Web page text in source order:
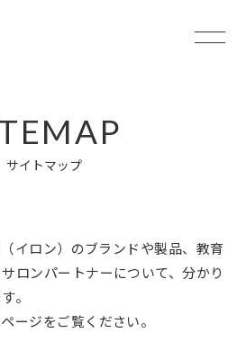
サイトマップ
イロン）のブランドや製品、教育
ロンパートナーについて、分かり
。
ージをご覧ください。